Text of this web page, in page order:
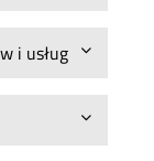
i usług